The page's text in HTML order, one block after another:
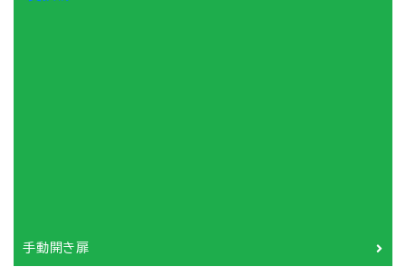
手動開き扉